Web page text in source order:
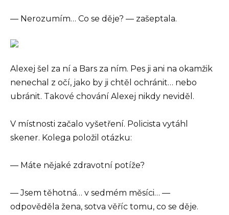
— Nerozumím… Co se děje? — zašeptala.
Alexej šel za ní a Bars za ním. Pes ji ani na okamžik
nenechal z očí, jako by ji chtěl ochránit… nebo
ubránit. Takové chování Alexej nikdy neviděl.
V místnosti začalo vyšetření. Policista vytáhl
skener. Kolega položil otázku:
— Máte nějaké zdravotní potíže?
— Jsem těhotná… v sedmém měsíci… —
odpověděla žena, sotva věříc tomu, co se děje.